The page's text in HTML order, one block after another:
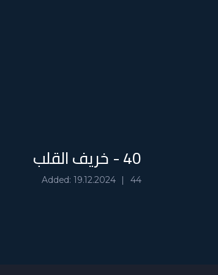
40 - خريف القلب
44
Added: 19.12.2024